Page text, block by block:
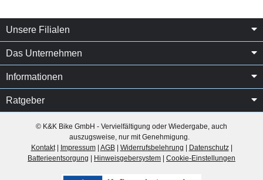
Unsere Filialen
Das Unternehmen
Informationen
Ratgeber
© K&K Bike GmbH - Vervielfältigung oder Wiedergabe, auch
auszugsweise, nur mit Genehmigung.
Kontakt| Impressum| AGB| Widerrufsbelehrung | Datenschutz|
Batterieentsorgung | Hinweisgebersystem | Cookie-Einstellungen